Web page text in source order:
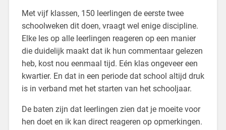
Met vijf klassen, 150 leerlingen de eerste twee
schoolweken dit doen, vraagt wel enige discipline.
Elke les op alle leerlingen reageren op een manier
die duidelijk maakt dat ik hun commentaar gelezen
heb, kost nou eenmaal tijd. Eén klas ongeveer een
kwartier. En dat in een periode dat school altijd druk
is in verband met het starten van het schooljaar.
De baten zijn dat leerlingen zien dat je moeite voor
hen doet en ik kan direct reageren op opmerkingen.